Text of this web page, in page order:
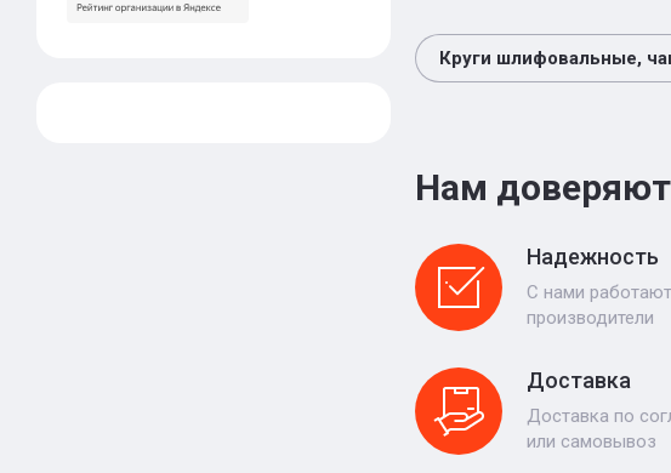
Круги шлифовальные,
Нам доверяют
Надежность
С нами
производители
Доставка
Доставка по
или самовывоз